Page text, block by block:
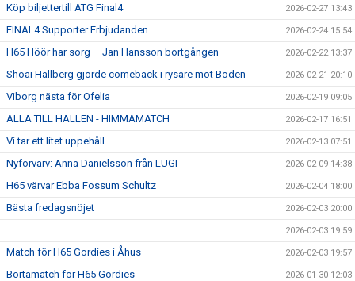
Köp biljettertill ATG Final4 2026-02-27 13:43
FINAL4 Supporter Erbjudanden 2026-02-24 15:54
H65 Höör har sorg – Jan Hansson bortgången 2026-02-22 13:37
Shoai Hallberg gjorde comeback i rysare mot Boden 2026-02-21 20:10
Viborg nästa för Ofelia 2026-02-19 09:05
ALLA TILL HALLEN - HIMMAMATCH 2026-02-17 16:51
Vi tar ett litet uppehåll 2026-02-13 07:51
Nyförvärv: Anna Danielsson från LUGI 2026-02-09 14:38
H65 värvar Ebba Fossum Schultz 2026-02-04 18:00
Bästa fredagsnöjet 2026-02-03 20:00
2026-02-03 19:59
Match för H65 Gordies i Åhus 2026-02-03 19:57
Bortamatch för H65 Gordies 2026-01-30 12:03